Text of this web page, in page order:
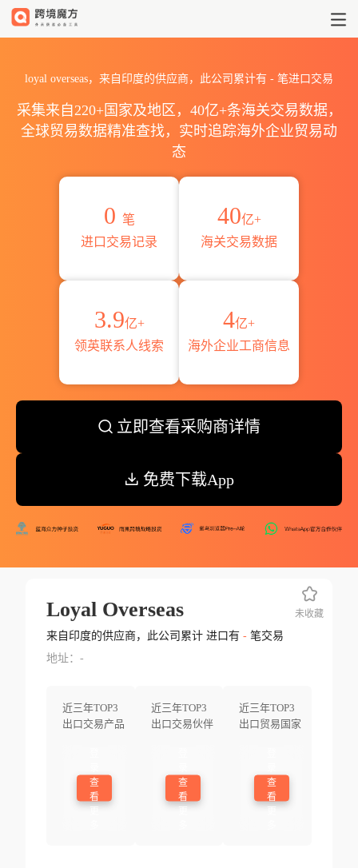
loyal overseas，来自印度的供应商，此公司累计有 - 笔进口交易
采集来自220+国家及地区，40亿+条海关交易数据，
全球贸易数据精准查找，实时追踪海外企业贸易动
态
0 笔
进口交易记录
40亿+
海关交易数据
3.9亿+
领英联系人线索
4亿+
海外企业工商信息
立即查看采购商详情
免费下载App
Loyal Overseas
来自印度的供应商，此公司累计 进口有 -笔交易
地址：-
近三年TOP3
出口交易产品
查
看
近三年TOP3
出口交易伙伴
查
看
近三年TOP3
出口贸易国家
查
看
未收藏